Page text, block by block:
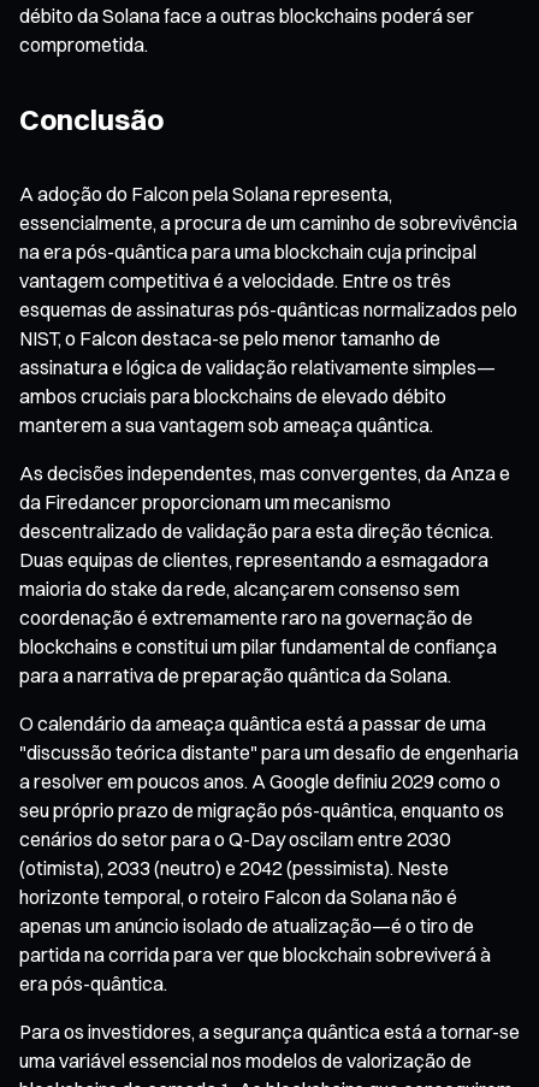
débito da Solana face a outras blockchains poderá ser
comprometida.
Conclusão
A adoção do Falcon pela Solana representa,
essencialmente, a procura de um caminho de sobrevivência
na era pós-quântica para uma blockchain cuja principal
vantagem competitiva é a velocidade. Entre os três
esquemas de assinaturas pós-quânticas normalizados pelo
NIST, o Falcon destaca-se pelo menor tamanho de
assinatura e lógica de validação relativamente simples—
ambos cruciais para blockchains de elevado débito
manterem a sua vantagem sob ameaça quântica.
As decisões independentes, mas convergentes, da Anza e
da Firedancer proporcionam um mecanismo
descentralizado de validação para esta direção técnica.
Duas equipas de clientes, representando a esmagadora
maioria do stake da rede, alcançarem consenso sem
coordenação é extremamente raro na governação de
blockchains e constitui um pilar fundamental de confiança
para a narrativa de preparação quântica da Solana.
O calendário da ameaça quântica está a passar de uma
"discussão teórica distante" para um desafio de engenharia
a resolver em poucos anos. A Google definiu 2029 como o
seu próprio prazo de migração pós-quântica, enquanto os
cenários do setor para o Q-Day oscilam entre 2030
(otimista), 2033 (neutro) e 2042 (pessimista). Neste
horizonte temporal, o roteiro Falcon da Solana não é
apenas um anúncio isolado de atualização—é o tiro de
partida na corrida para ver que blockchain sobreviverá à
era pós-quântica.
Para os investidores, a segurança quântica está a tornar-se
uma variável essencial nos modelos de valorização de